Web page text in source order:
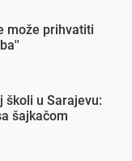
može prihvatiti
školi u Sarajevu:
šajkačom